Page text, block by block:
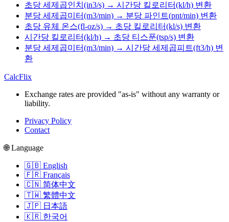
초당 세제곱인치(in3/s) → 시간당 킬로리터(kl/h) 변환
분당 세제곱미터(m3/min) → 분당 파인트(pnt/min) 변환
초당 유체 온스(fl-oz/s) → 초당 킬로리터(kl/s) 변환
시간당 킬로리터(kl/h) → 초당 티스푼(tsp/s) 변환
분당 세제곱미터(m3/min) → 시간당 세제곱피트(ft3/h) 변
환
CalcFlix
Exchange rates are provided "as-is" without any warranty or
liability.
Privacy Policy
Contact
🌐 Language
🇬🇧 English
🇫🇷 Français
🇨🇳 简体中文
🇹🇼 繁體中文
🇯🇵 日本語
🇰🇷 한국어